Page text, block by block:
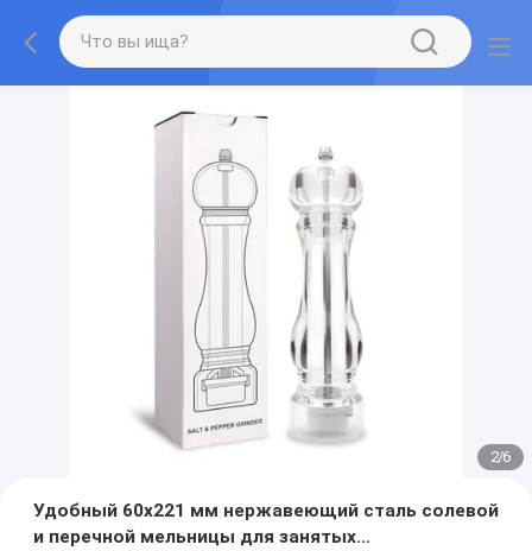
2/6
Удобный 60х221 мм нержавеющий сталь солевой
и перечной мельницы для занятых